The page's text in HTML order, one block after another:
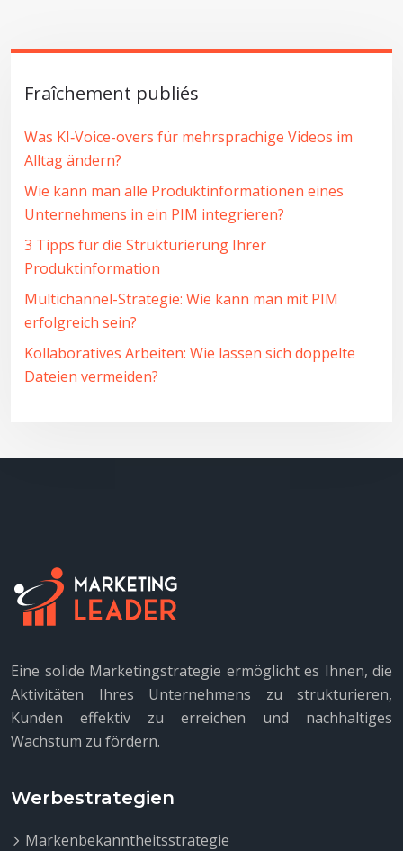
Fraîchement publiés
Was KI‑Voice-overs für mehrsprachige Videos im
Alltag ändern?
Wie kann man alle Produktinformationen eines
Unternehmens in ein PIM integrieren?
3 Tipps für die Strukturierung Ihrer
Produktinformation
Multichannel-Strategie: Wie kann man mit PIM
erfolgreich sein?
Kollaboratives Arbeiten: Wie lassen sich doppelte
Dateien vermeiden?
Eine solide Marketingstrategie ermöglicht es Ihnen, die
Aktivitäten Ihres Unternehmens zu strukturieren,
Kunden effektiv zu erreichen und nachhaltiges
Wachstum zu fördern.
Werbestrategien
Markenbekanntheitsstrategie